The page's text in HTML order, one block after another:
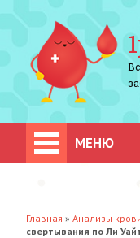
МЕНЮ
Главная » Анализы
свертывания по Ли